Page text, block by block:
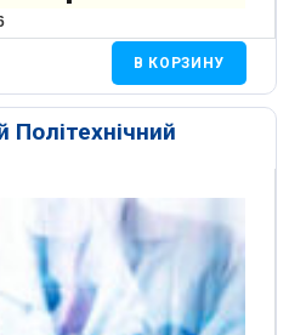
В КОРЗИНУ
Політехнічний